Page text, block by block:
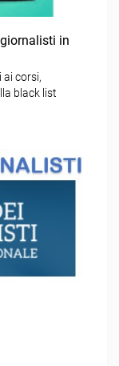
in
ai corsi,
black list